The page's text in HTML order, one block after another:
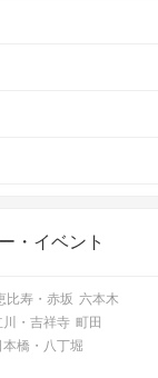
・イベント
比寿・赤坂 六本木
川・吉祥寺 町田
本橋・八丁堀